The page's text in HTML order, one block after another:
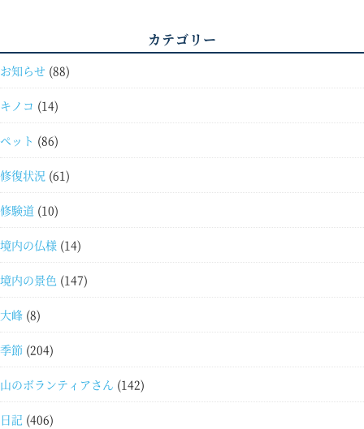
カテゴリー
お知らせ (88)
キノコ (14)
ペット (86)
修復状況 (61)
修験道 (10)
境内の仏様 (14)
境内の景色 (147)
大峰 (8)
季節 (204)
山のボランティアさん (142)
日記 (406)